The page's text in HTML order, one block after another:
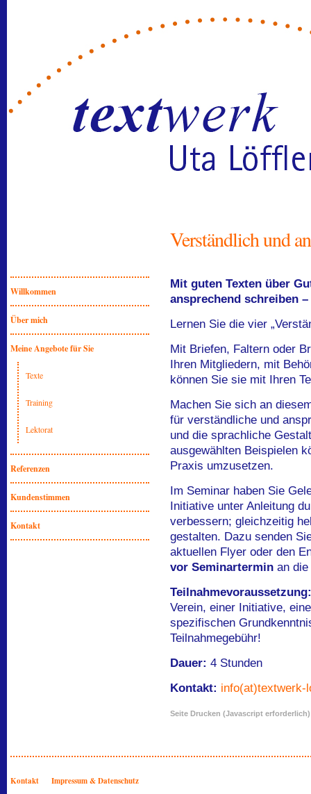
Verständlich und
Willkommen
Über mich
Meine Angebote für Sie
Texte
Training
Lektorat
Referenzen
Kundenstimmen
Kontakt
Mit guten Texten über
ansprechend schreiben
Lernen Sie die vier
Mit Briefen, Faltern oder
Ihren Mitgliedern, mit
können Sie sie mit Ihren
Machen Sie sich an
für verständliche und
und die sprachliche
ausgewählten Beispielen
Praxis umzusetzen.
Im Seminar haben Sie
Initiative unter Anleitung
verbessern; gleichzeitig
gestalten. Dazu senden
aktuellen Flyer oder den
vor Seminartermin an
Teilnahmevoraussetzung:
Verein, einer Initiative,
spezifischen
Teilnahmegebühr!
Dauer: 4 Stunden
Kontakt: info(at)textwerk-
Seite Drucken (Javascript erforderlich)
Kontakt Impressum & Datenschutz